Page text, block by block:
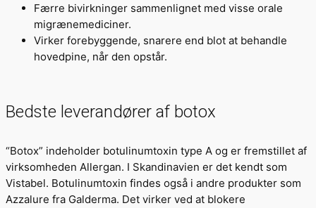
Færre bivirkninger sammenlignet med visse orale
migrænemediciner.
Virker forebyggende, snarere end blot at behandle
hovedpine, når den opstår.
Bedste leverandører af botox
“Botox” indeholder botulinumtoxin type A og er fremstillet af
virksomheden Allergan. I Skandinavien er det kendt som
Vistabel. Botulinumtoxin findes også i andre produkter som
Azzalure fra Galderma. Det virker ved at blokere